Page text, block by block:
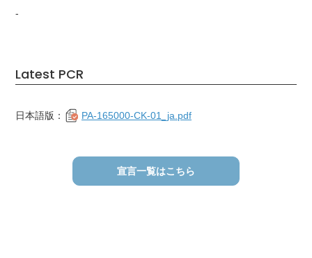
-
Latest PCR
日本語版： PA-165000-CK-01_ja.pdf
宣言一覧はこちら